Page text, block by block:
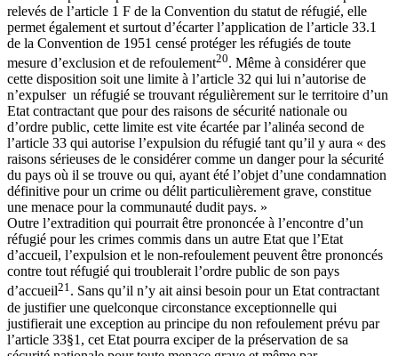
relevés de l’article 1 F de la Convention du statut de réfugié, elle
permet également et surtout d’écarter l’application de l’article 33.1
de la Convention de 1951 censé protéger les réfugiés de toute
mesure d’exclusion et de refoulement20. Même à considérer que
cette disposition soit une limite à l’article 32 qui lui n’autorise de
n’expulser un réfugié se trouvant régulièrement sur le territoire d’un
Etat contractant que pour des raisons de sécurité nationale ou
d’ordre public, cette limite est vite écartée par l’alinéa second de
l’article 33 qui autorise l’expulsion du réfugié tant qu’il y aura « des
raisons sérieuses de le considérer comme un danger pour la sécurité
du pays où il se trouve ou qui, ayant été l’objet d’une condamnation
définitive pour un crime ou délit particulièrement grave, constitue
une menace pour la communauté dudit pays. »
Outre l’extradition qui pourrait être prononcée à l’encontre d’un
réfugié pour les crimes commis dans un autre Etat que l’Etat
d’accueil, l’expulsion et le non-refoulement peuvent être prononcés
contre tout réfugié qui troublerait l’ordre public de son pays
d’accueil21 . Sans qu’il n’y ait ainsi besoin pour un Etat contractant
de justifier une quelconque circonstance exceptionnelle qui
justifierait une exception au principe du non refoulement prévu par
l’article 33§1, cet Etat pourra exciper de la préservation de sa